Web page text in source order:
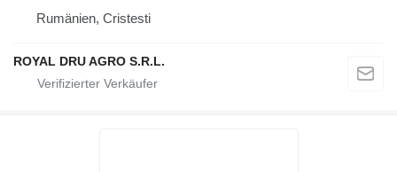
Rumänien, Cristesti
ROYAL DRU AGRO S.R.L.